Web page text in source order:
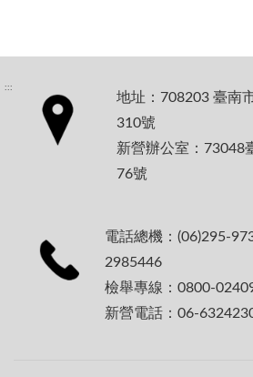
:::
地址：708203 臺南
310號
新營辦公室：73048
76號
電話總機：(06)295-
2985446
檢舉專線：0800-
新營電話：06-